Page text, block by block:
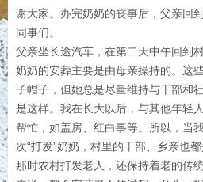
谢大家。办完奶奶的丧事后，父亲回
同事们。
父亲坐长途汽车，在第二天中午回到村
奶奶的安葬主要是由母亲操持的。这
子帽子，但她总是尽量维持与干部和
是这样。我在长大以后，与其他年轻
帮忙，如盖房、红白事等。所以，当
次“打发”奶奶，村里的干部、乡亲也都
那时农村打发老人，还保持着老的传